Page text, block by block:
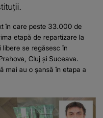
în care peste 33.000 de
etapă de repartizare la
libere se regăsesc în
Cluj și Suceava.
mai au o șansă în etapa a